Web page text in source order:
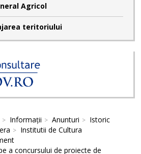
Agricol
teritoriului
Informații Anunturi
Istoric
Institutii de Cultura
a concursului de proiecte de